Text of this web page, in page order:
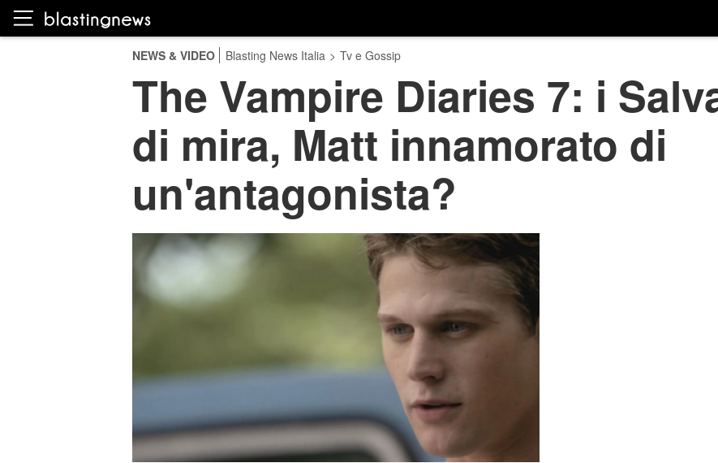
NEWS & VIDEO Blasting News Italia > Tv e Gossip
The Vampire Diaries 7: i
di mira, Matt innamorato di
un'antagonista?